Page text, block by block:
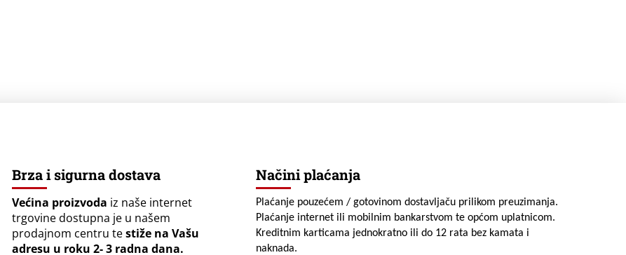
Brza i sigurna dostava
Većina proizvoda iz naše internet
trgovine dostupna je u našem
prodajnom centru testiže na Vašu
adresu u roku 2- 3 radna dana.
Načini plaćanja
Plaćanje pouzećem / gotovinom dostavljaču prilikom preuzimanja.
Plaćanje internet ili mobilnim bankarstvom te općom uplatnicom.
Kreditnim karticama jednokratno ili do 12 rata bez kamata i
naknada.